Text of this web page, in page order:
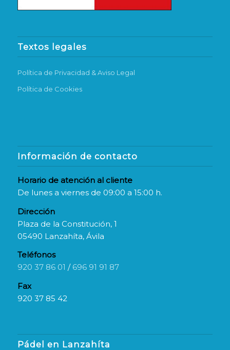
Textos legales
Política de Privacidad & Aviso Legal
Política de Cookies
Información de contacto
Horario de atención al cliente
De lunes a viernes de 09:00 a 15:00 h.
Dirección
Plaza de la Constitución, 1
05490 Lanzahíta, Ávila
Teléfonos
920 37 86 01 / 696 91 91 87
Fax
920 37 85 42
Pádel en Lanzahíta